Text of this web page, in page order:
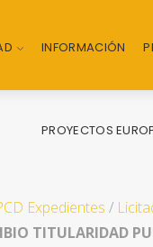
INFORMACIÓN
PROYECTOS
Expedientes /
TITULARIDAD